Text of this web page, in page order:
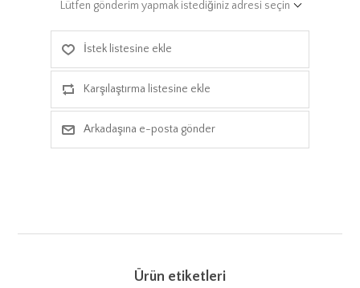
Lütfen gönderim yapmak istediğiniz adresi seçin
İstek listesine ekle
Karşılaştırma listesine ekle
Arkadaşına e-posta gönder
Ürün etiketleri